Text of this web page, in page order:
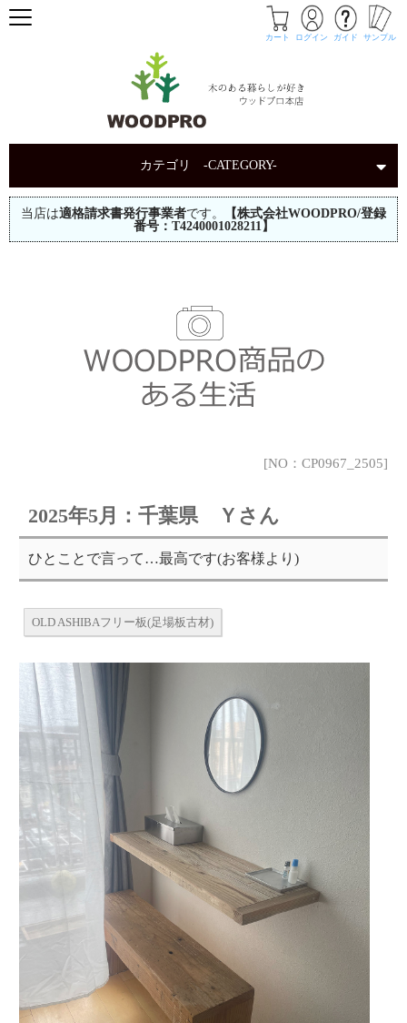
カート ログイン ガイド サンプル
カテゴリ -CATEGORY-
当店は適格請求書発行事業者です。
【株式会社WOODPRO/登録
番号：T4240001028211】
[NO：CP0967_2505]
2025年5月：千葉県 Ｙさん
ひとことで言って…最高です(お客様より)
OLD ASHIBAフリー板(足場板古材)